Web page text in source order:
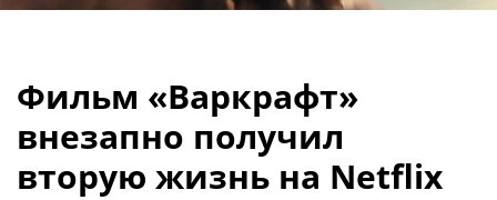
Фильм «Варкрафт»
внезапно получил
вторую жизнь на Netflix